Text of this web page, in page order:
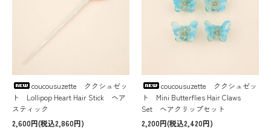
coucousuzette ククシュゼッ
ト Lollipop Heart Hair Stick ヘア
スティック
2,600円(税込2,860円)
coucousuzette ククシュゼッ
ト Mini Butterflies Hair Claws
Set ヘアクリップセット
2,200円(税込2,420円)